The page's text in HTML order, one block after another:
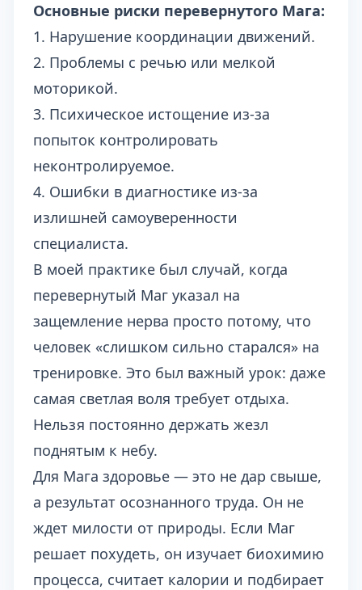
Основные риски перевернутого Мага:
1. Нарушение координации движений.
2. Проблемы с речью или мелкой
моторикой.
3. Психическое истощение из-за
попыток контролировать
неконтролируемое.
4. Ошибки в диагностике из-за
излишней самоуверенности
специалиста.
В моей практике был случай, когда
перевернутый Маг указал на
защемление нерва просто потому, что
человек «слишком сильно старался» на
тренировке. Это был важный урок: даже
самая светлая воля требует отдыха.
Нельзя постоянно держать жезл
поднятым к небу.
Для Мага здоровье — это не дар свыше,
а результат осознанного труда. Он не
ждет милости от природы. Если Маг
решает похудеть, он изучает биохимию
процесса, считает калории и подбирает